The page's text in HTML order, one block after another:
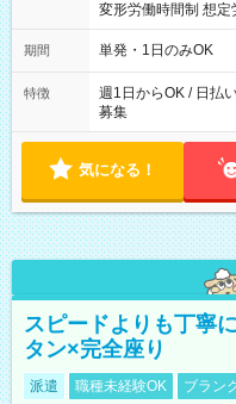
変形労働時間制 想定労働時間
～21：00
期間 単発・1日のみOK
特徴
週1日からOK / 日払
募集
気になる！
スピードよりも丁寧
タン×完全座り
派遣 職種未経験OK ブラン